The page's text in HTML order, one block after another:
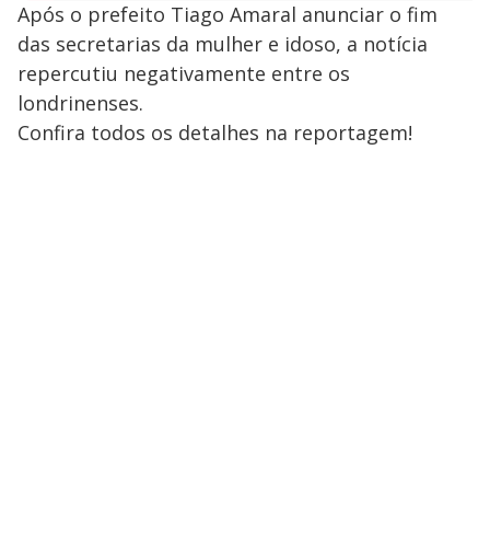
Após o prefeito Tiago Amaral anunciar o fim
das secretarias da mulher e idoso, a notícia
repercutiu negativamente entre os
londrinenses.
Confira todos os detalhes na reportagem!